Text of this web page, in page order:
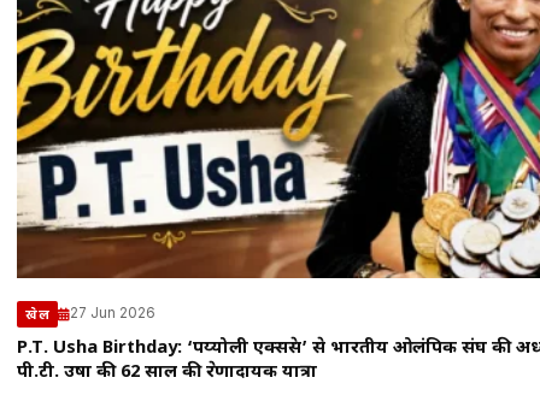
खेल 27 Jun 2026
P.T. Usha Birthday: ‘पय्योली एक्सप्रेस’ से भारतीय ओलंपिक संघ की
पी.टी. उषा की 62 साल की प्रेरणादायक यात्रा